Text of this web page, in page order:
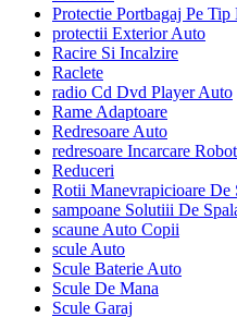
Protectie Portbagaj Pe Tip
protectii Exterior Auto
Racire Si Incalzire
Raclete
radio Cd Dvd Player Auto
Rame Adaptoare
Redresoare Auto
redresoare Incarcare
Reduceri
Rotii Manevrapicioare De
sampoane Solutiii De
scaune Auto Copii
scule Auto
Scule Baterie Auto
Scule De Mana
Scule Garaj